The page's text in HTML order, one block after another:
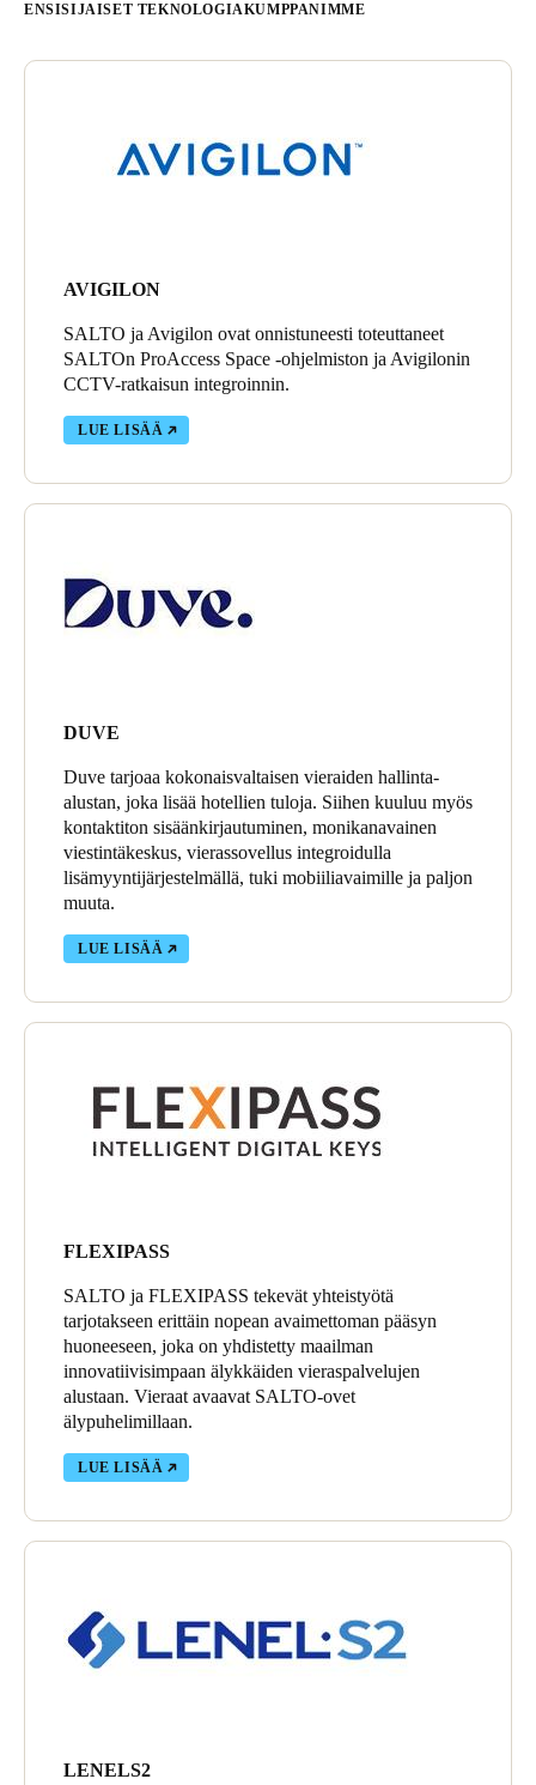
ENSISIJAISET TEKNOLOGIAKUMPPANIMME
AVIGILON
SALTO ja Avigilon ovat onnistuneesti toteuttaneet
SALTOn ProAccess Space -ohjelmiston ja Avigilonin
CCTV-ratkaisun integroinnin.
LUE LISÄÄ
DUVE
Duve tarjoaa kokonaisvaltaisen vieraiden hallinta-
alustan, joka lisää hotellien tuloja. Siihen kuuluu myös
kontaktiton sisäänkirjautuminen, monikanavainen
viestintäkeskus, vierassovellus integroidulla
lisämyyntijärjestelmällä, tuki mobiiliavaimille ja paljon
muuta.
LUE LISÄÄ
FLEXIPASS
SALTO ja FLEXIPASS tekevät yhteistyötä
tarjotakseen erittäin nopean avaimettoman pääsyn
huoneeseen, joka on yhdistetty maailman
innovatiivisimpaan älykkäiden vieraspalvelujen
alustaan. Vieraat avaavat SALTO-ovet
älypuhelimillaan.
LUE LISÄÄ
LENELS2